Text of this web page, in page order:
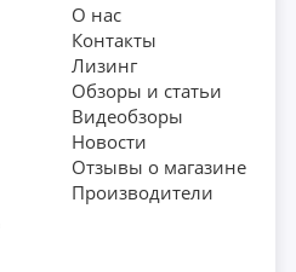
О нас
Контакты
Лизинг
Обзоры и статьи
Видеобзоры
Новости
Отзывы о магазине
Производители